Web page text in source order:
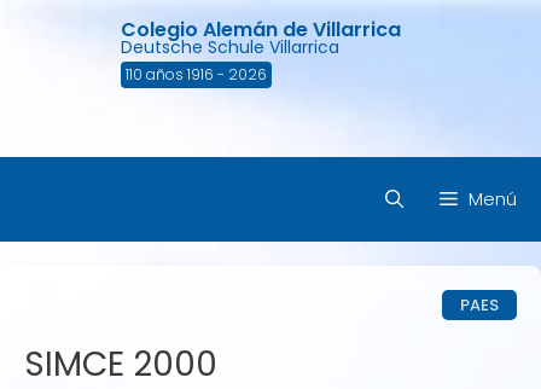
Colegio Alemán de Villarrica
Deutsche Schule Villarrica
110 años 1916 - 2026
Menú
PAES
SIMCE 2000